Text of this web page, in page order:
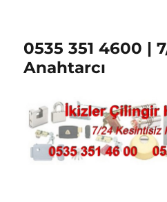
0535 351 4600 |
Anahtarcı